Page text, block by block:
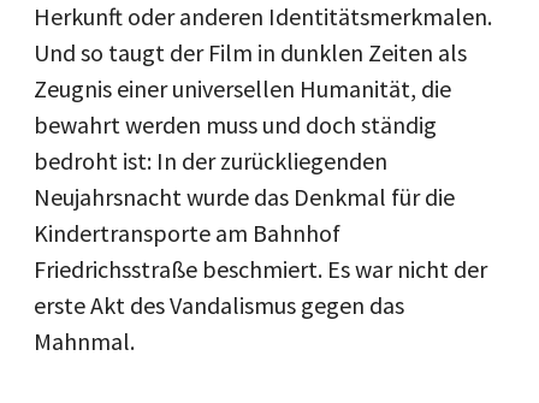
Herkunft oder anderen Identitätsmerkmalen.
Und so taugt der Film in dunklen Zeiten als
Zeugnis einer universellen Humanität, die
bewahrt werden muss und doch ständig
bedroht ist: In der zurückliegenden
Neujahrsnacht wurde das Denkmal für die
Kindertransporte am Bahnhof
Friedrichsstraße beschmiert. Es war nicht der
erste Akt des Vandalismus gegen das
Mahnmal.